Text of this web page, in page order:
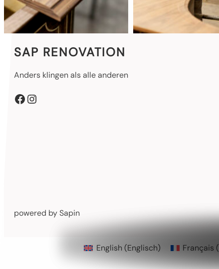
SAP RENOVATION
Anders klingen als alle anderen
Facebook Instagram
powered by Sapin
English (Englisch) Français (